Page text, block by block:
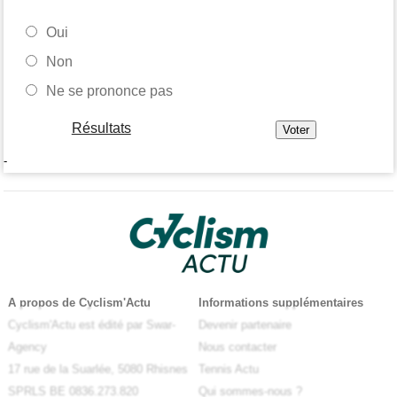
Oui
Non
Ne se prononce pas
Résultats
-
A propos de Cyclism'Actu
Cyclism'Actu est édité par Swar-
Agency
17 rue de la Suarlée, 5080 Rhisnes
SPRLS BE 0836.273.820
Informations supplémentaires
Devenir partenaire
Nous contacter
Tennis Actu
Qui sommes-nous ?